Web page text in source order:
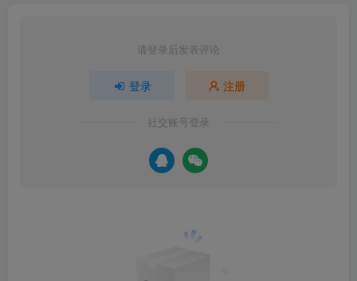
请登录后发表评论
登录 注册
社交账号登录